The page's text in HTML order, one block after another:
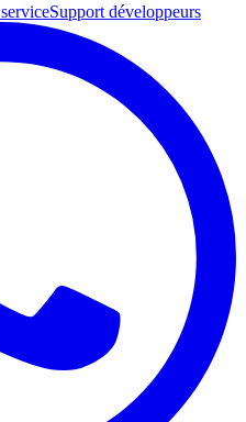
Support développeurs